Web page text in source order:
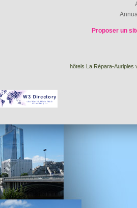
Proposer un
hôtels La Répara-Auriples